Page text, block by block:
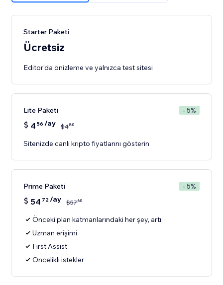
Starter Paketi
Ücretsiz
Editor'da önizleme ve yalnızca test sitesi
Lite Paketi - 5%
$ 4 56 /ay $480
Sitenizde canlı kripto fiyatlarını gösterin
Prime Paketi - 5%
$ 54 72/ay $5760
Önceki plan katmanlarındaki her şey, artı:
Uzman erişimi
First Assist
Öncelikli istekler